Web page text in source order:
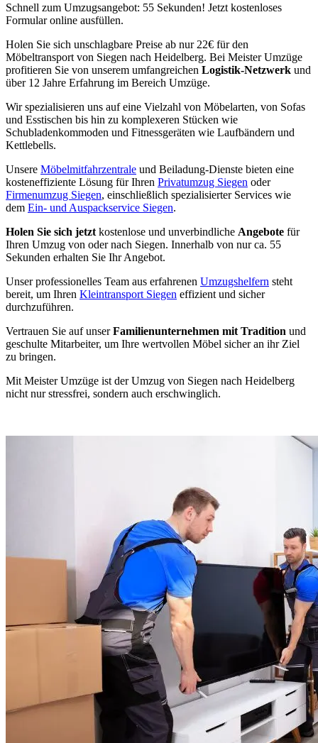
Schnell zum Umzugsangebot: 55 Sekunden! Jetzt kostenloses
Formular online ausfüllen.
Holen Sie sich unschlagbare Preise ab nur 22€ für den
Möbeltransport von Siegen nach Heidelberg. Bei Meister Umzüge
profitieren Sie von unserem umfangreichen Logistik-Netzwerk und
über 12 Jahre Erfahrung im Bereich Umzüge.
Wir spezialisieren uns auf eine Vielzahl von Möbelarten, von Sofas
und Esstischen bis hin zu komplexeren Stücken wie
Schubladenkommoden und Fitnessgeräten wie Laufbändern und
Kettlebells.
Unsere Möbelmitfahrzentrale und Beiladung-Dienste bieten eine
kosteneffiziente Lösung für Ihren Privatumzug Siegen oder
Firmenumzug Siegen, einschließlich spezialisierter Services wie
dem Ein- und Auspackservice Siegen.
Holen Sie sich jetzt kostenlose und unverbindliche Angebote für
Ihren Umzug von oder nach Siegen. Innerhalb von nur ca. 55
Sekunden erhalten Sie Ihr Angebot.
Unser professionelles Team aus erfahrenen Umzugshelfern steht
bereit, um Ihren Kleintransport Siegen effizient und sicher
durchzuführen.
Vertrauen Sie auf unserFamilienunternehmen mit Tradition und
geschulte Mitarbeiter, um Ihre wertvollen Möbel sicher an ihr Ziel
zu bringen.
Mit Meister Umzüge ist der Umzug von Siegen nach Heidelberg
nicht nur stressfrei, sondern auch erschwinglich.